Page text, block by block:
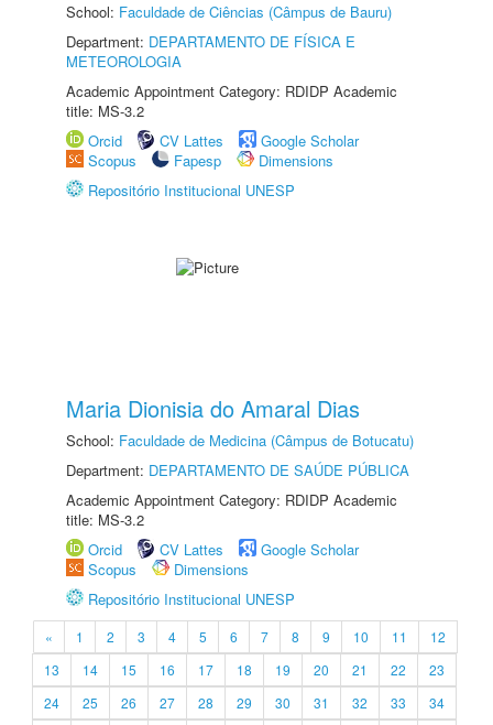
School: Faculdade de Ciências (Câmpus de Bauru)
Department: DEPARTAMENTO DE FÍSICA E
METEOROLOGIA
Academic Appointment Category: RDIDP Academic
title: MS-3.2
Orcid
CV Lattes
Google Scholar
Scopus
Fapesp
Dimensions
Repositório Institucional UNESP
Maria Dionisia do Amaral Dias
School: Faculdade de Medicina (Câmpus de Botucatu)
Department: DEPARTAMENTO DE SAÚDE PÚBLICA
Academic Appointment Category: RDIDP Academic
title: MS-3.2
Orcid
CV Lattes
Google Scholar
Scopus
Dimensions
Repositório Institucional UNESP
« 1 2 3 4 5 6 7 8 9 10 11
12
13
14 15 16 17 18 19 20 21 22
23
24
25 26 27 28 29 30 31 32 33
34